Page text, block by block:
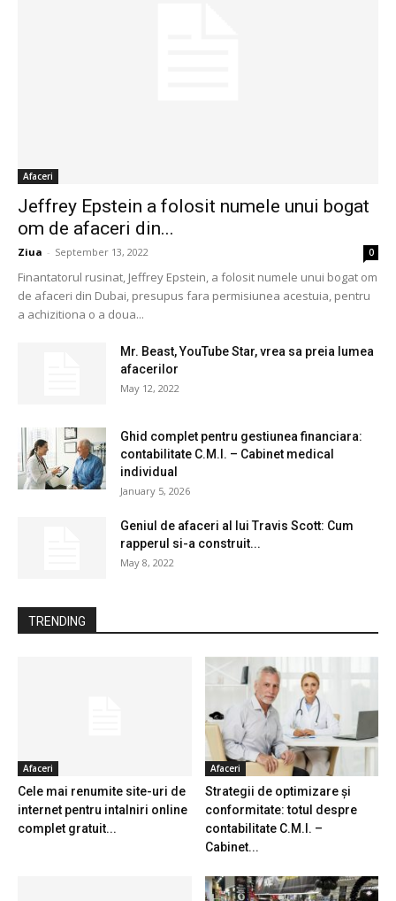
Afaceri
Jeffrey Epstein a folosit numele unui bogat
om de afaceri din...
Ziua - September 13, 2022 0
Finantatorul rusinat, Jeffrey Epstein, a folosit numele unui bogat om
de afaceri din Dubai, presupus fara permisiunea acestuia, pentru
a achizitiona o a doua...
Mr. Beast, YouTube Star, vrea sa preia lumea
afacerilor
May 12, 2022
Ghid complet pentru gestiunea financiara:
contabilitate C.M.I. – Cabinet medical
individual
January 5, 2026
Geniul de afaceri al lui Travis Scott: Cum
rapperul si-a construit...
May 8, 2022
TRENDING
Afaceri
Cele mai renumite site-uri de
internet pentru intalniri online
complet gratuit...
Afaceri
Strategii de optimizare și
conformitate: totul despre
contabilitate C.M.I. –
Cabinet...